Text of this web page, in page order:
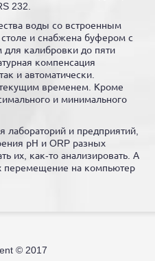
232.
воды со встроенным
столе и снабжена буфером с
калибровки до пяти
компенсация
и автоматически.
временем. Кроме
и минимального
лабораторий и предприятий,
рН и ORP разных
их, как-то анализировать. А
перемещение на компьютер
© 2017